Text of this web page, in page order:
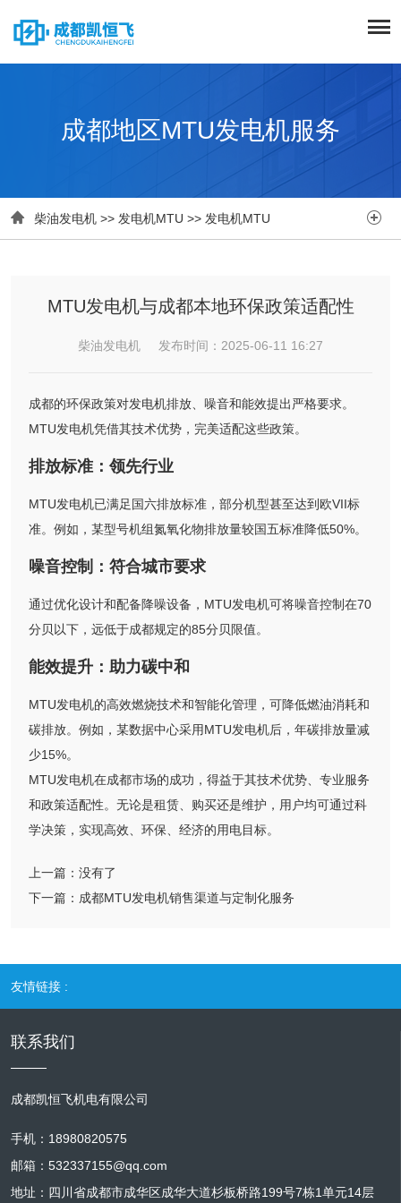
成都地区MTU发电机服务
 柴油发电机 >> 发电机MTU >> 发电机MTU 
MTU发电机与成都本地环保政策适配性
柴油发电机 发布时间：2025-06-11 16:27
成都的环保政策对发电机排放、噪音和能效提出严格要求。
MTU发电机凭借其技术优势，完美适配这些政策。
排放标准：领先行业
MTU发电机已满足国六排放标准，部分机型甚至达到欧VII标
准。例如，某型号机组氮氧化物排放量较国五标准降低50%。
噪音控制：符合城市要求
通过优化设计和配备降噪设备，MTU发电机可将噪音控制在70
分贝以下，远低于成都规定的85分贝限值。
能效提升：助力碳中和
MTU发电机的高效燃烧技术和智能化管理，可降低燃油消耗和
碳排放。例如，某数据中心采用MTU发电机后，年碳排放量减
少15%。
MTU发电机在成都市场的成功，得益于其技术优势、专业服务
和政策适配性。无论是租赁、购买还是维护，用户均可通过科
学决策，实现高效、环保、经济的用电目标。
上一篇： 没有了
下一篇： 成都MTU发电机销售渠道与定制化服务
友情链接 :
联系我们
成都凯恒飞机电有限公司
手机：18980820575
邮箱：532337155@qq.com
地址：四川省成都市成华区成华大道杉板桥路199号7栋1单元14层